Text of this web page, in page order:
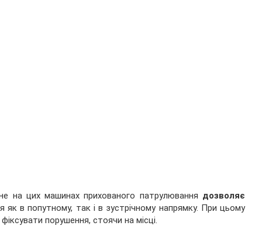
на цих машинах прихованого патрулювання дозволяє
як в попутному, так і в зустрічному напрямку. При цьому
порушення, стоячи на місці.